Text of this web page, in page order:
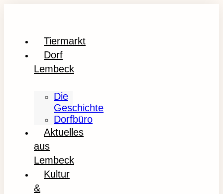
Tiermarkt
Dorf
Lembeck
Die
Geschichte
Dorfbüro
Aktuelles
aus
Lembeck
Kultur
&